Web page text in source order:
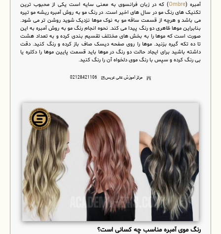
آمبره (Ombre) که در زبان فرانسوی به معنی سایه است یکی از محبوب ترین
تکنیک های رنگ مو در سال های اخیر است. در رنگ مو به روش آمبره ریشه مو تیره
می باشد و هرچه از قسمت ساقه مو به نوک موها نزدیک شوید روشن تر می شود.
بنابراین موها ظاهری دو رنگ پیدا می کند. نحوه انجام رنگ مو به روش آمبره به این
صورت است که موها را به بخش های مختلف تقسیم بندی کرده و به تعداد هشت
تا ده تکه گیره بزنید. موها را روی صفحه دیسک صاف باز کرده و رنگ کنید. دقت
داشته باشید برای ایجاد حالت دو رنگ در موها باید قسمت پایین موها را دکلره یا
بی رنگ کرده و سپس با رنگ موی دلخواه آن را رنگ کنید.
مرکز آموزش عالی عریس 02128421106
رنگ موی آمبره مناسب چه کسانی است؟